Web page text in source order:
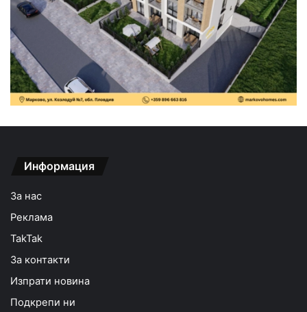
Информация
За нас
Реклама
TakTak
За контакти
Изпрати новина
Подкрепи ни